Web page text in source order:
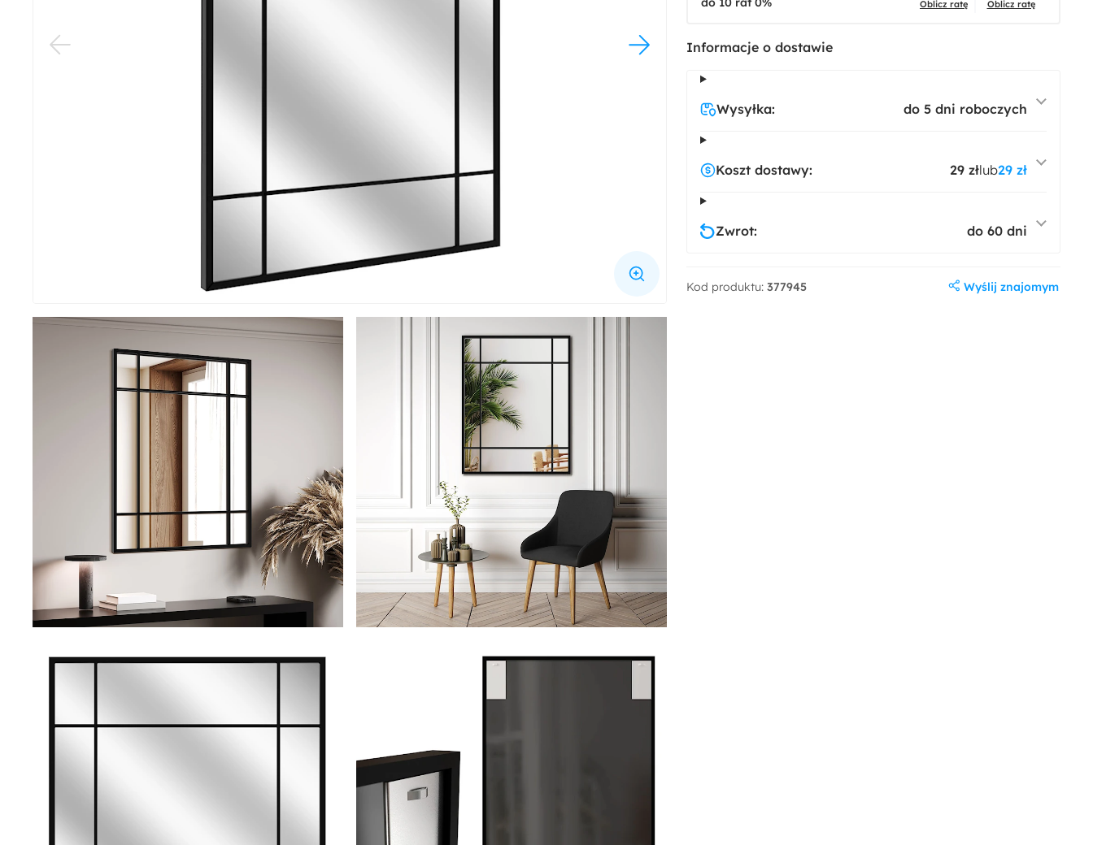
Oblicz ratę Oblicz ratę
Informacje o dostawie
Wysyłka: do 5 dni roboczych
Koszt dostawy: 29 złlub29 zł
Zwrot: do 60 dni
Kod produktu: 377945 Wyślij znajomym